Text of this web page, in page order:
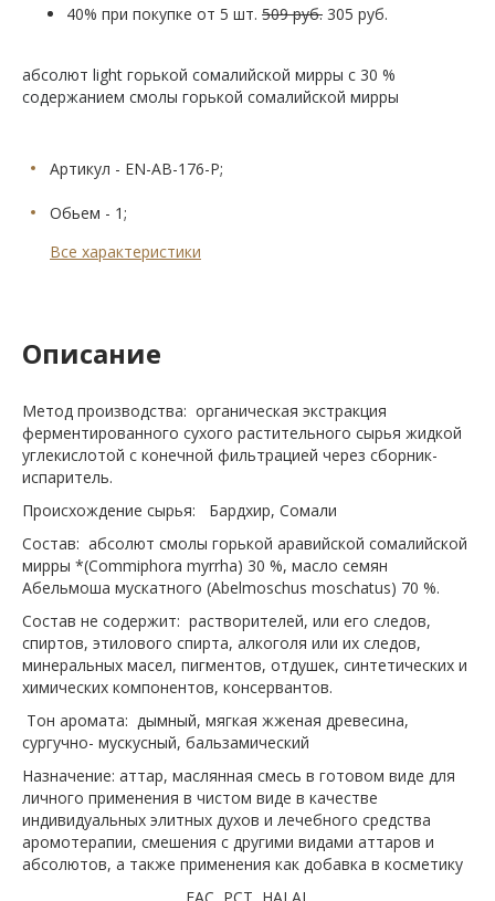
40% при покупке от 5 шт. 509 руб. 305 руб.
абсолют light горькой сомалийской мирры с 30 %
содержанием смолы горькой сомалийской мирры
Артикул - EN-AB-176-P;
Обьем - 1;
Все характеристики
Описание
Метод производства: органическая экстракция
ферментированного сухого растительного сырья жидкой
углекислотой с конечной фильтрацией через сборник-
испаритель.
Происхождение сырья: Бардхир, Сомали
Состав: абсолют смолы горькой аравийской сомалийской
мирры *(Commiphora myrrha) 30 %, масло семян
Абельмоша мускатного (Abelmoschus moschatus) 70 %.
Состав не содержит: растворителей, или его следов,
спиртов, этилового спирта, алкоголя или их следов,
минеральных масел, пигментов, отдушек, синтетических и
химических компонентов, консервантов.
Тон аромата: дымный, мягкая жженая древесина,
сургучно- мускусный, бальзамический
Назначение: аттар, маслянная смесь в готовом виде для
личного применения в чистом виде в качестве
индивидуальных элитных духов и лечебного средства
аромотерапии, смешения с другими видами аттаров и
абсолютов, а также применения как добавка в косметику